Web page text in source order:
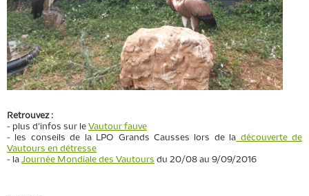
Retrouvez :
- plus d'infos sur le Vautour fauve
- les conseils de la LPO Grands Causses lors de la découverte de
Vautours en détresse
- la Journée Mondiale des Vautours du 20/08 au 9/09/2016